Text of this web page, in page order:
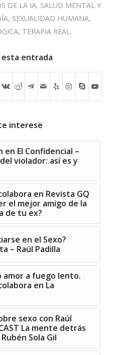
DE LA IA, SALUD MENTAL Y
, SEXUALIDAD HUMANA,
, TERAPIA REAL.
entrada
interese
en El Confidencial –
violador: así es y
en Revista GQ
el mejor amigo de la
de tu ex?
en el Sexo?
– Raúl Padilla
amor a fuego lento.
en La
sexo con Raúl
La mente detrás
Sola Gil